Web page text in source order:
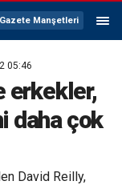
Gazete Manşetleri
05:46
erkekler,
daha çok
David Reilly,